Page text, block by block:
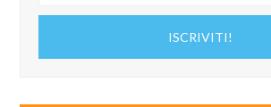
ISCRIVITI!